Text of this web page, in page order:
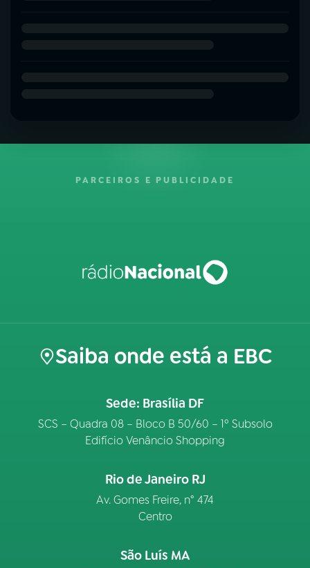
PARCEIROS E PUBLICIDADE
Saiba onde está a EBC
Sede: Brasília DF
SCS – Quadra 08 – Bloco B 50/60 – 1º Subsolo
Edifício Venâncio Shopping
Rio de Janeiro RJ
Av. Gomes Freire, n° 474
Centro
São Luís MA